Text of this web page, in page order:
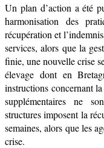
Un plan d’action a été
harmonisation des
récupération et
services, alors que la
finie, une nouvelle crise
élevage dont en
instructions concernant
supplémentaires ne
structures imposent la
semaines, alors que les
crise.